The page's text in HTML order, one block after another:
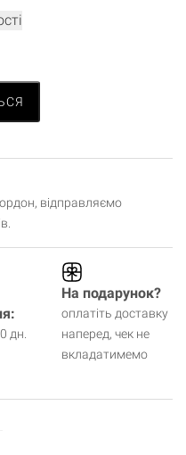
відправляємо
дн.
На подарунок?
оплатіть доставку
наперед, чек не
вкладатимемо